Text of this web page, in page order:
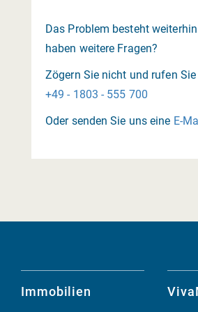
Das Problem besteht
haben weitere Fragen?
Zögern Sie nicht und rufen
+49 - 1803 - 555 700
Oder senden Sie uns eine E-
Immobilien